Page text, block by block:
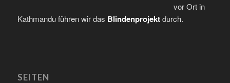
vor Ort in
Kathmandu führen wir das Blindenprojektdurch.
SEITEN